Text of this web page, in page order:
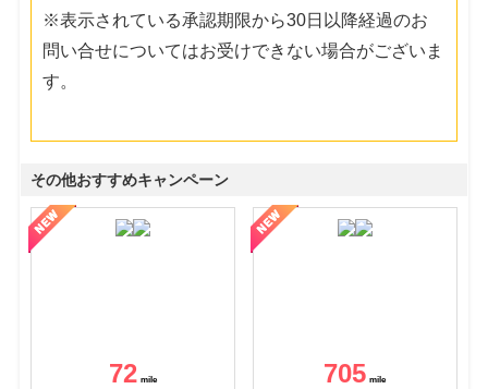
※表示されている承認期限から30日以降経過のお
問い合せについてはお受けできない場合がございま
す。
その他おすすめキャンペーン
72 705